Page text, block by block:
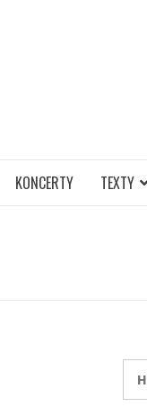
KONCERTY TEXTY